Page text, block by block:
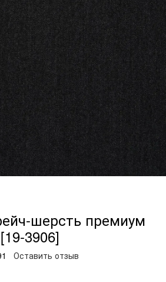
шерсть премиум
3906]
Оставить отзыв